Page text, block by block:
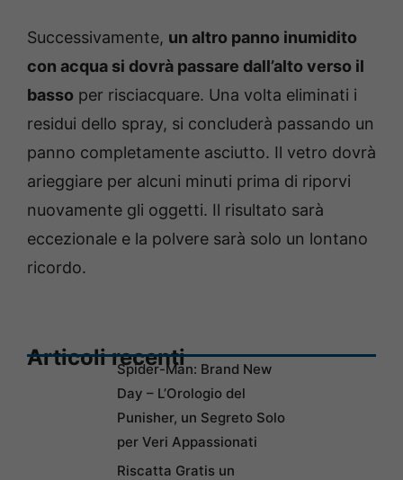
Successivamente, un altro panno inumidito
con acqua si dovrà passare dall’alto verso il
basso per risciacquare. Una volta eliminati i
residui dello spray, si concluderà passando un
panno completamente asciutto. Il vetro dovrà
arieggiare per alcuni minuti prima di riporvi
nuovamente gli oggetti. Il risultato sarà
eccezionale e la polvere sarà solo un lontano
ricordo.
Articoli recentiSpider-Man: Brand New
Day – L’Orologio del
Punisher, un Segreto Solo
per Veri Appassionati
Riscatta Gratis un